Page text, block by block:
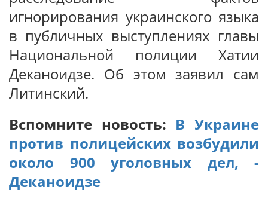
игнорирования украинского языка
в публичных выступлениях главы
Национальной полиции Хатии
Деканоидзе. Об этом заявил сам
Литинский.
Вспомните новость: В Украине
против полицейских возбудили
около 900 уголовных дел, -
Деканоидзе